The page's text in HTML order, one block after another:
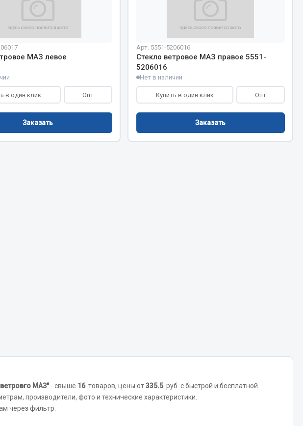
Cosmo
Весь раздел
Садовый инвентарь Аккумуляторы
МАЗ левое
в один клик Опт
Заказать
Арт. 5551-5206016
Стекло ветровое МАЗ правое 5551-
5206016
Нет в наличии
Купить в один клик Опт
Заказать
МАЗ"- свыше 16 товаров, цены от335.5 руб. с быстрой и бесплатной
производители, фото и технические характеристики.
через фильтр.